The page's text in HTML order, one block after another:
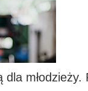
młodzieży.